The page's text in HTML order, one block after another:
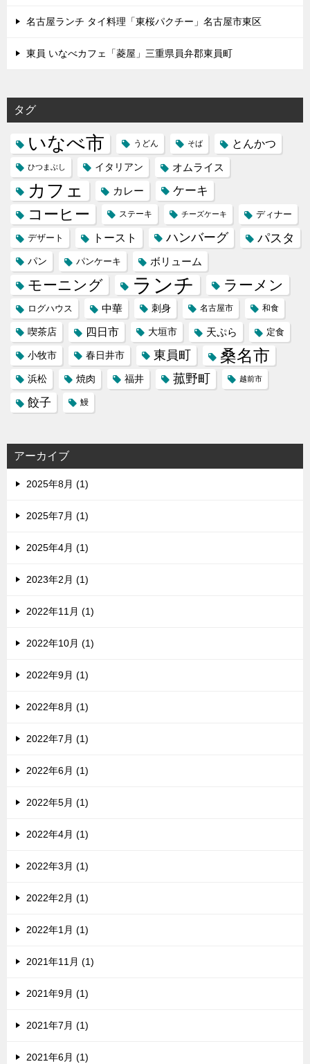
名古屋ランチ タイ料理「東桜パクチー」名古屋市東区
東員 いなべカフェ「菱屋」三重県員弁郡東員町
タグ
いなべ市 うどん そば とんかつ
ひつまぶし イタリアン オムライス
カフェ カレー ケーキ
コーヒー ステーキ チーズケーキ ディナー
デザート トースト ハンバーグ パスタ
パン パンケーキ ボリューム
モーニング ランチ ラーメン
ログハウス 中華 刺身 名古屋市 和食
喫茶店 四日市 大垣市 天ぷら 定食
小牧市 春日井市 東員町 桑名市
浜松 焼肉 福井 菰野町 越前市
餃子 鰻
アーカイブ
2025年8月 (1)
2025年7月 (1)
2025年4月 (1)
2023年2月 (1)
2022年11月 (1)
2022年10月 (1)
2022年9月 (1)
2022年8月 (1)
2022年7月 (1)
2022年6月 (1)
2022年5月 (1)
2022年4月 (1)
2022年3月 (1)
2022年2月 (1)
2022年1月 (1)
2021年11月 (1)
2021年9月 (1)
2021年7月 (1)
2021年6月 (1)